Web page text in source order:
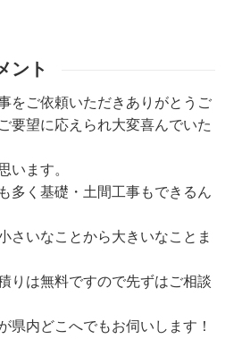
ント
をご依頼いただきありがとうご
要望に応えられ大変喜んでいた
います。
多く基礎・土間工事もできるん
さいなことから大きいなことま
りは無料ですので先ずはご相談
県内どこへでもお伺いします！